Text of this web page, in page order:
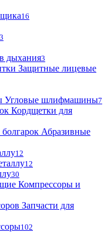
16
дыхания3
Защитные лицевые
Угловые шлифмашины7
Кордщетки для
Абразивные
12
12
30
Компрессоры и
Запчасти для
102